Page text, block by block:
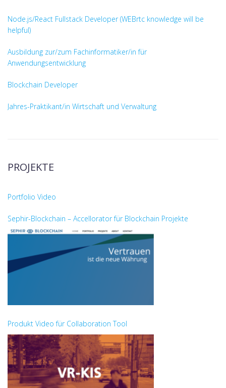
Node.js/React Fullstack Developer (WEBrtc knowledge will be
helpful)
Ausbildung zur/zum Fachinformatiker/in für
Anwendungsentwicklung
Blockchain Developer
Jahres-Praktikant/in Wirtschaft und Verwaltung
PROJEKTE
Portfolio Video
Sephir-Blockchain – Accellorator für Blockchain Projekte
Produkt Video für Collaboration Tool